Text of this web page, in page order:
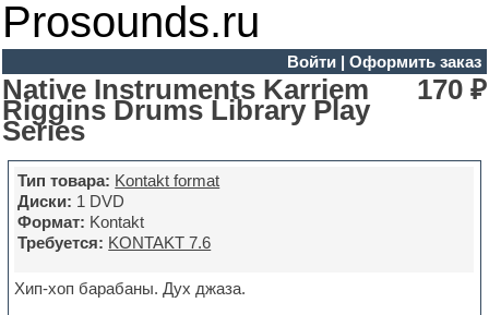
Prosounds.ru
Войти| Оформить заказ
Native Instruments Karriem
Riggins Drums Library Play
Series
170 ₽
Тип товара: Kontakt format
Диски: 1 DVD
Формат: Kontakt
Требуется: KONTAKT 7.6
Хип-хоп барабаны. Дух джаза.